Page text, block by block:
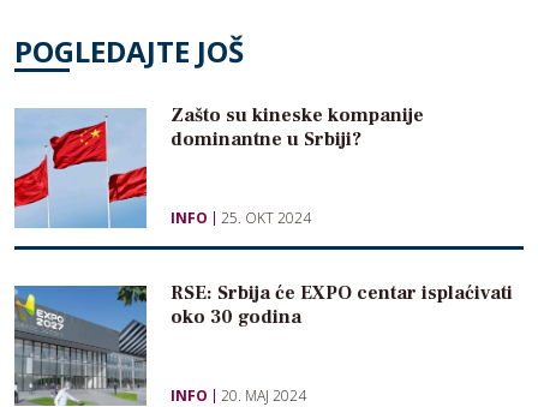
POGLEDAJTE JOŠ
Zašto su kineske kompanije
dominantne u Srbiji?
INFO 25. OKT 2024
RSE: Srbija će EXPO centar isplaćivati
oko 30 godina
INFO 20. MAJ 2024